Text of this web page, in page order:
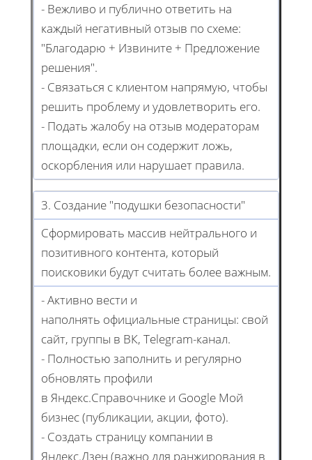
- Вежливо и публично ответить на
каждый негативный отзыв по схеме:
"Благодарю + Извините + Предложение
решения".
- Связаться с клиентом напрямую, чтобы
решить проблему и удовлетворить его.
- Подать жалобу на отзыв модераторам
площадки, если он содержит ложь,
оскорбления или нарушает правила.
3. Создание "подушки безопасности"
Сформировать массив нейтрального и
позитивного контента, который
поисковики будут считать более важным.
- Активно вести и
наполнять официальные страницы: свой
сайт, группы в ВК, Telegram-канал.
- Полностью заполнить и регулярно
обновлять профили
в Яндекс.Справочнике и Google Мой
бизнес (публикации, акции, фото).
- Создать страницу компании в
Яндекс.Дзен (важно для ранжирования в